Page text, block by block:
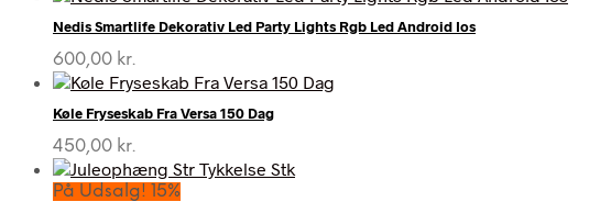
Nedis Smartlife Dekorativ Led Party Lights Rgb Led Android Ios
600,00 kr.
Køle Fryseskab Fra Versa 150 Dag
450,00 kr.
På Udsalg! 15%